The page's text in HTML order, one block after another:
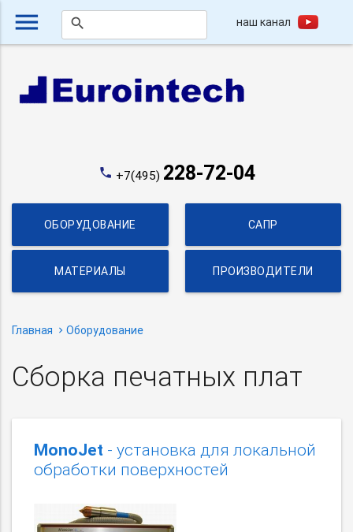
menu search наш канал
phone +7(495) 228-72-04
ОБОРУДОВАНИЕ САПР
МАТЕРИАЛЫ ПРОИЗВОДИТЕЛИ
Главная Оборудование
Сборка печатных плат
MonoJet - установка для локальной
обработки поверхностей